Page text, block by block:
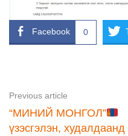
Facebook 0
Previous article
“МИНИЙ МОНГОЛ”
үзэсгэлэн, худалдаанд